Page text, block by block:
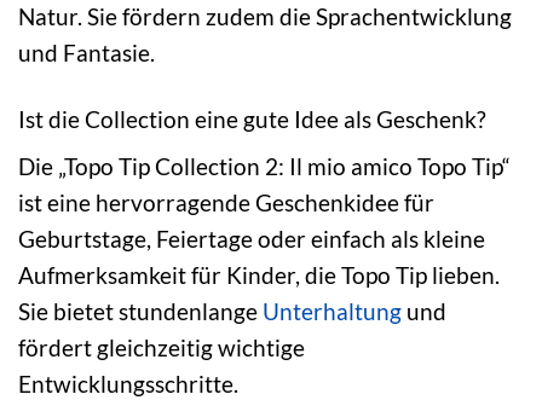
Natur. Sie fördern zudem die Sprachentwicklung
und Fantasie.
Ist die Collection eine gute Idee als Geschenk?
Die „Topo Tip Collection 2: Il mio amico Topo Tip“
ist eine hervorragende Geschenkidee für
Geburtstage, Feiertage oder einfach als kleine
Aufmerksamkeit für Kinder, die Topo Tip lieben.
Sie bietet stundenlange Unterhaltung und
fördert gleichzeitig wichtige
Entwicklungsschritte.